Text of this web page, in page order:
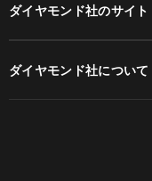
ダイヤモンド社のサイト
ダイヤモンド社について